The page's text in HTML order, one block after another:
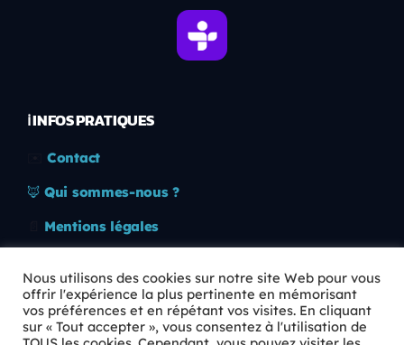
ℹ️ INFOS PRATIQUES
Contact
🦊 Qui sommes-nous ?
Mentions légales
🛡️ RGPD
Copyright © 2026 Animkids. Tous droits réservés.
Nous utilisons des cookies sur notre site Web pour vous
offrir l'expérience la plus pertinente en mémorisant
vos préférences et en répétant vos visites. En cliquant
sur « Tout accepter », vous consentez à l'utilisation de